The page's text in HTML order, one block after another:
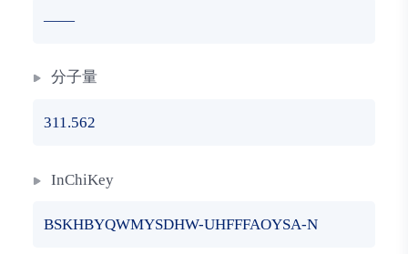
——
分子量
311.562
InChiKey
BSKHBYQWMYSDHW-UHFFFAOYSA-N